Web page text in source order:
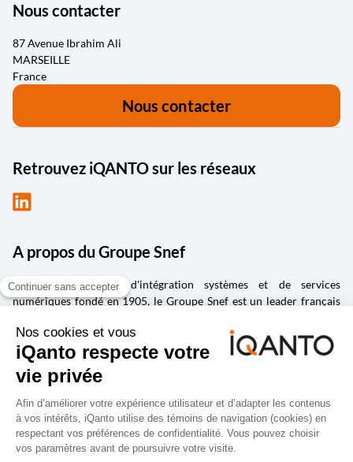
Nous contacter
87 Avenue Ibrahim Ali
MARSEILLE
France
Nous contacter
Retrouvez iQANTO sur les réseaux
A propos du Groupe Snef
Groupe d'ingénierie, d'intégration systèmes et de services
numériques fondé en 1905, le Groupe Snef est un leader français
d’intégration et maintenance de systèmes électriques et
mécaniques ; de conception et fabrication de solutions
industrielles ; de la transformation numérique, de la gestion de la
donnée et de la cybersécurité ; d’édition et d’intégration de logiciels
spécialisés dans la conception, la vie des produits et la gestion de la
performance.